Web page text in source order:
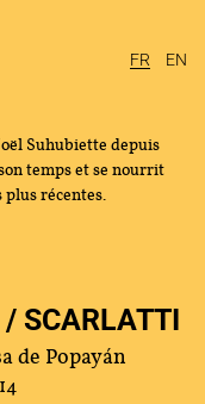
FR EN
Suhubiette depuis
temps et se nourrit
plus récentes.
SCARLATTI
de Popayán